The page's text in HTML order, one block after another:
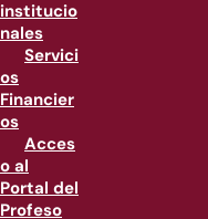
institucio
nales
Servici
os
Financier
os
Acces
o al
Portal del
Profeso